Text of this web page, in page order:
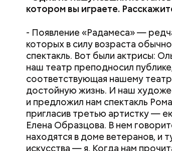
котором вы играете.
- Появление «Радамеса» —
которых в силу возраста
спектакль. Вот были актрисы:
наш театр преподносил
соответствующая нашему
достойную жизнь. И наш
и предложил нам спектакль
пригласив третью артистку —
Елена Образцова. В нем
находятся в доме ветеранов, и
искусства — я. Когда нам